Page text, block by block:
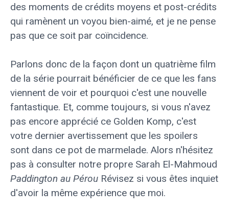
des moments de crédits moyens et post-crédits
qui ramènent un voyou bien-aimé, et je ne pense
pas que ce soit par coïncidence.
Parlons donc de la façon dont un quatrième film
de la série pourrait bénéficier de ce que les fans
viennent de voir et pourquoi c'est une nouvelle
fantastique. Et, comme toujours, si vous n'avez
pas encore apprécié ce Golden Komp, c'est
votre dernier avertissement que les spoilers
sont dans ce pot de marmelade. Alors n'hésitez
pas à consulter notre propre Sarah El-Mahmoud
Paddington au Pérou Révisez si vous êtes inquiet
d'avoir la même expérience que moi.